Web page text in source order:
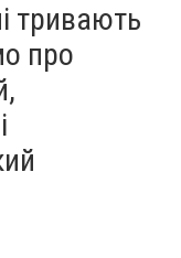
тривають
про